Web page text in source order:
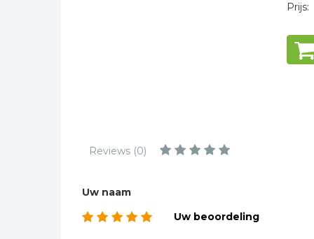
Romans
gidsen
Taalstudie
Prijs:
Reviews (0)
Uw naam
Uw beoordeling